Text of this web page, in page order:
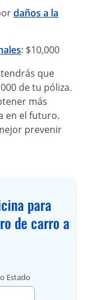
daños a la
: $10,000
que
de tu póliza.
más
en el futuro.
prevenir
para
de carro a
Estado